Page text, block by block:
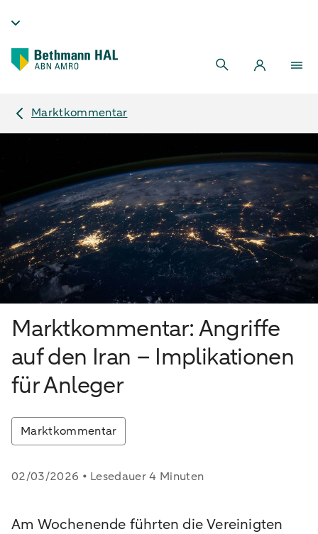
Marktkommentar
Marktkommentar: Angriffe
auf den Iran – Implikationen
für Anleger
Marktkommentar
02/03/2026 • Lesedauer 4 Minuten
Am Wochenende führten die Vereinigten